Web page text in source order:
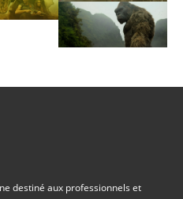
destiné aux professionnels et